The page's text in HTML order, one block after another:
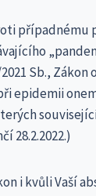
případnému
Sb.,
epidemii
28.2.2022.)
i kvůli Vaší